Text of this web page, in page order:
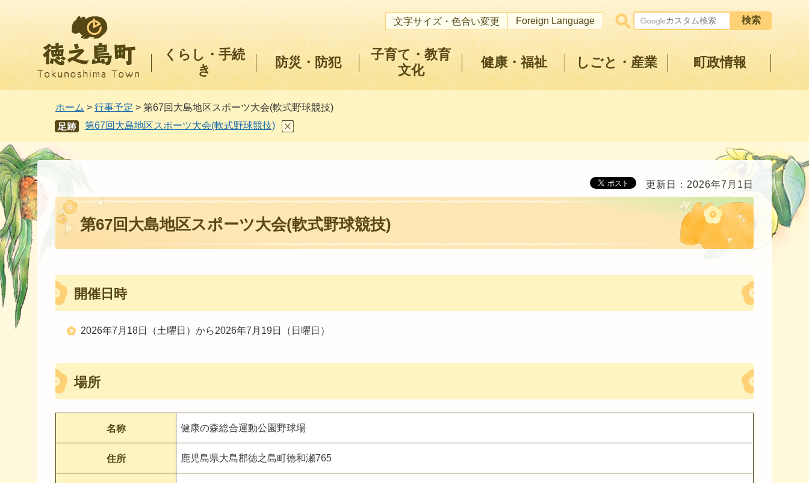
文字サイズ・色合い変更 Foreign Language
くらし・手続
き
防災・防犯
子育て・教育
文化
健康・福祉 しごと・産業 町政情報
ホーム > 行事予定 > 第67回大島地区スポーツ大会(軟式野球競技)
あし
あと
第67回大島地区スポーツ大会(軟式野球競技)
更新日：2026年7月1日
第67回大島地区スポーツ大会(軟式野球競技)
開催日時
2026年7月18日（土曜日）から2026年7月19日（日曜日）
場所
名称 健康の森総合運動公園野球場
住所 鹿児島県大島郡徳之島町徳和瀬765